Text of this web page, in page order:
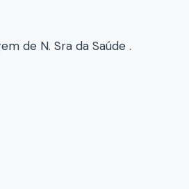
de N. Sra da Saúde .